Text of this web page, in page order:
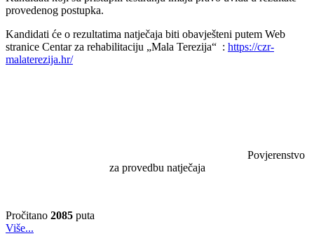
provedenog postupka.
Kandidati će o rezultatima natječaja biti obavješteni putem Web
stranice Centar za rehabilitaciju „Mala Terezija“ : https://czr-
malaterezija.hr/
Povjerenstvo
za provedbu natječaja
Pročitano 2085 puta
Više...